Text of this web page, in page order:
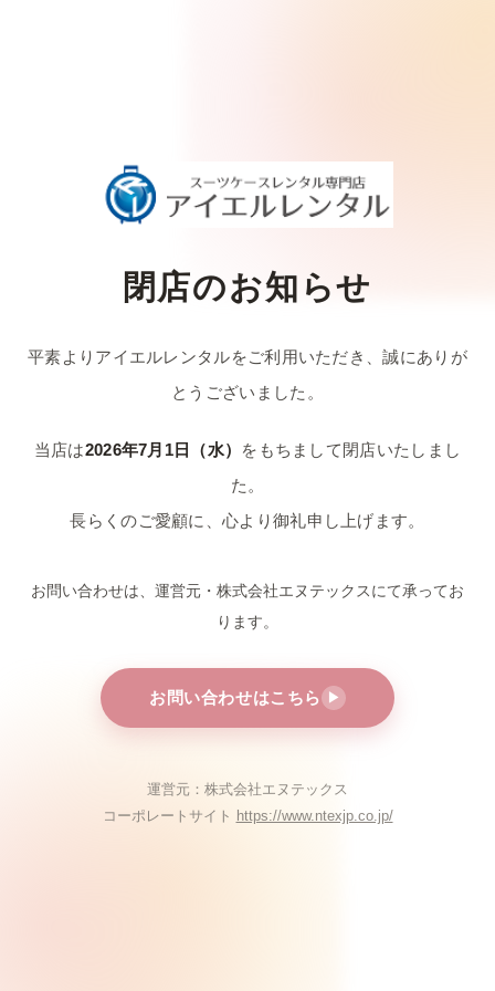
閉店のお知らせ
平素よりアイエルレンタルをご利用いただき、誠にありが
とうございました。
当店は2026年7月1日（水） をもちまして閉店いたしまし
た。
長らくのご愛顧に、心より御礼申し上げます。
お問い合わせは、運営元・株式会社エヌテックスにて承ってお
ります。
お問い合わせはこちら ▶
運営元：株式会社エヌテックス
コーポレートサイト https://www.ntexjp.co.jp/